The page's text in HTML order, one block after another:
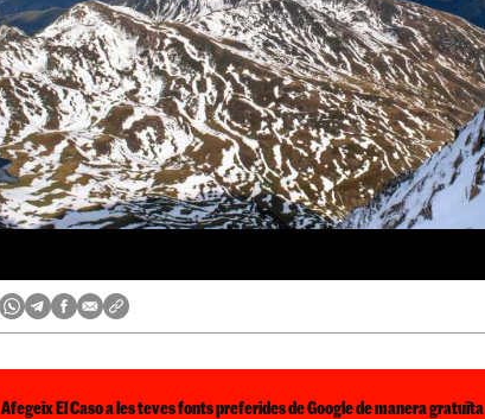
Afegeix El Caso a les teves fonts preferides de Google de manera gratuïta